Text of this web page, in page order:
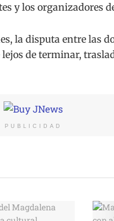
y los organizadores
la disputa entre las
de terminar,
PUBLICIDAD